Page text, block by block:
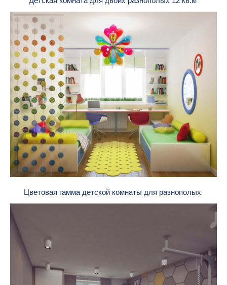
Цветовая гамма детской комнаты для разнополых